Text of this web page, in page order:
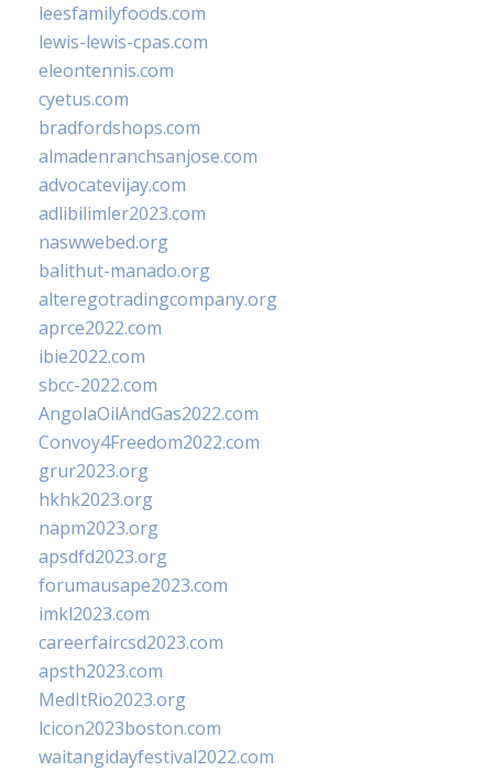
leesfamilyfoods.com
lewis-lewis-cpas.com
eleontennis.com
cyetus.com
bradfordshops.com
almadenranchsanjose.com
advocatevijay.com
adlibilimler2023.com
naswwebed.org
balithut-manado.org
alteregotradingcompany.org
aprce2022.com
ibie2022.com
sbcc-2022.com
AngolaOilAndGas2022.com
Convoy4Freedom2022.com
grur2023.org
hkhk2023.org
napm2023.org
apsdfd2023.org
forumausape2023.com
imkl2023.com
careerfaircsd2023.com
apsth2023.com
MedItRio2023.org
lcicon2023boston.com
waitangidayfestival2022.com